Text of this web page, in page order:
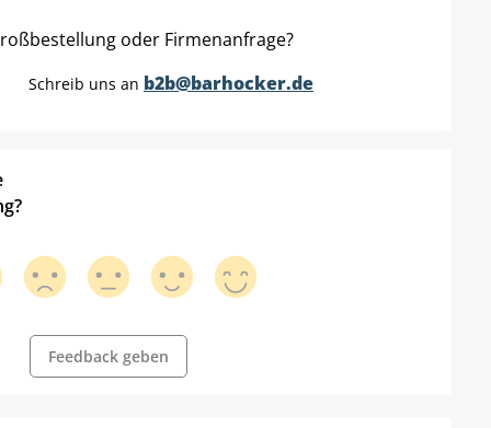
oder Firmenanfrage?
Schreib uns an b2b@barhocker.de
Feedback geben